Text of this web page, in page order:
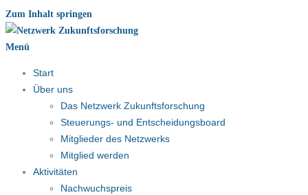
Zum Inhalt springen
Menü
Start
Über uns
Das Netzwerk Zukunftsforschung
Steuerungs- und Entscheidungsboard
Mitglieder des Netzwerks
Mitglied werden
Aktivitäten
Nachwuchspreis